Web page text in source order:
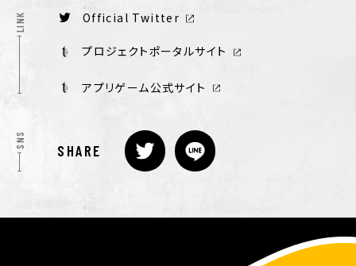
LINK Official Twitter
プロジェクトポータルサイト
アプリゲーム公式サイト
SNS
SHARE